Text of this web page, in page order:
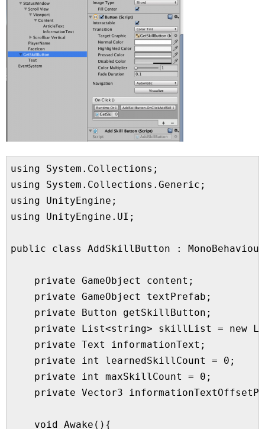
using System.Collections;
using System.Collections.Generic;
using UnityEngine;
using UnityEngine.UI;
public class AddSkillButton :
    private GameObject content;
    private GameObject textPrefab;
    private Button getSkillButton;
private List<string> skillList = new
    private Text informationText;
    private int learnedSkillCount = 0;
    private int maxSkillCount = 0;
private Vector3
    void Awake(){